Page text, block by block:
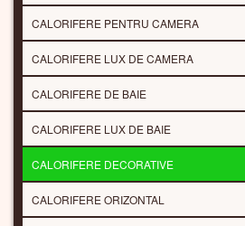
CALORIFERE PENTRU CAMERA
CALORIFERE LUX DE CAMERA
CALORIFERE DE BAIE
CALORIFERE LUX DE BAIE
CALORIFERE DECORATIVE
CALORIFERE ORIZONTAL